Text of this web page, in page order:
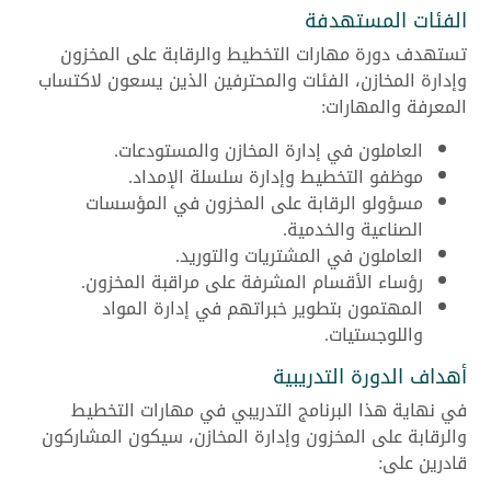
الفئات المستهدفة
تستهدف دورة مهارات التخطيط والرقابة على المخزون
وإدارة المخازن، الفئات والمحترفين الذين يسعون لاكتساب
المعرفة والمهارات:
العاملون في إدارة المخازن والمستودعات.
موظفو التخطيط وإدارة سلسلة الإمداد.
مسؤولو الرقابة على المخزون في المؤسسات
الصناعية والخدمية.
العاملون في المشتريات والتوريد.
رؤساء الأقسام المشرفة على مراقبة المخزون.
المهتمون بتطوير خبراتهم في إدارة المواد
واللوجستيات.
أهداف الدورة التدريبية
في نهاية هذا البرنامج التدريبي في مهارات التخطيط
والرقابة على المخزون وإدارة المخازن، سيكون المشاركون
قادرين على: